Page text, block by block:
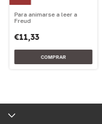
Para animarse a leer a
Freud
€11,33